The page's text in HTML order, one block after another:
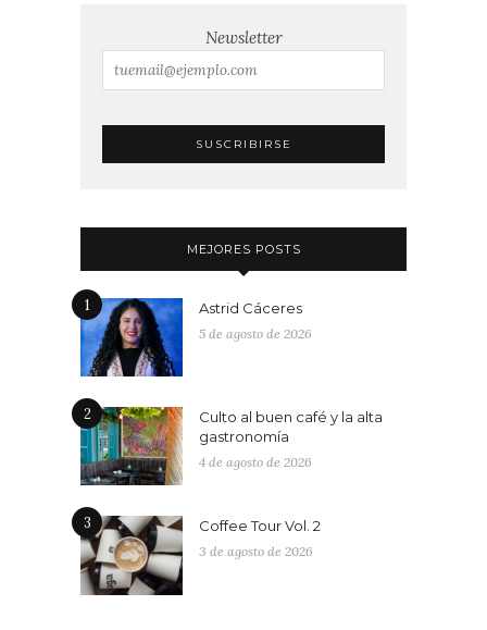
Newsletter
MEJORES POSTS
1 Astrid Cáceres
5 de agosto de 2026
2
Culto al buen café y la alta
gastronomía
4 de agosto de 2026
3 Coffee Tour Vol. 2
3 de agosto de 2026